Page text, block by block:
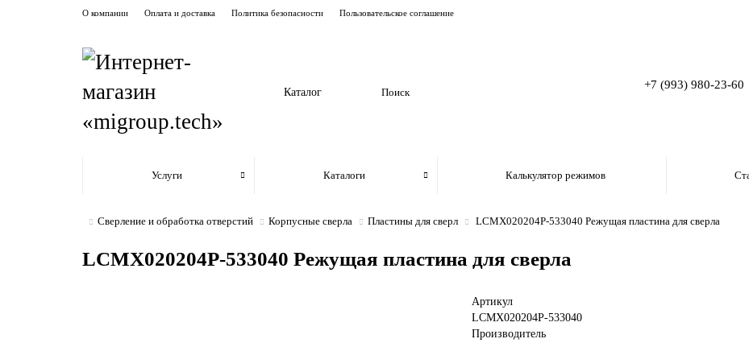
О компании Оплата и доставка Политика безопасности Пользовательское соглашение
Каталог
+7 (993) 980-23-60
Услуги Каталоги Калькулятор режимов
Сверление и обработка отверстий Корпусные сверла Пластины для сверл LCMX020204P-533040 Режущая пластина для сверла
LCMX020204P-533040 Режущая пластина для сверла
Артикул
LCMX020204P-533040
Производитель